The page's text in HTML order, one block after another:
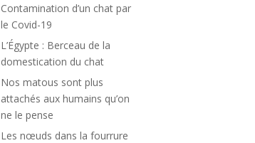
Contamination d’un chat par
le Covid-19
L’Égypte : Berceau de la
domestication du chat
Nos matous sont plus
attachés aux humains qu’on
ne le pense
Les nœuds dans la fourrure